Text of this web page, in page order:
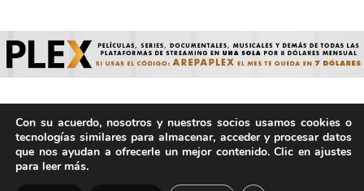
© ArepaVolatil.Com 2021-2025 - Hecho por humanos, no por
IA. | Todos los derechos reservados.
Con su acuerdo, nosotros y nuestros socios usamos cookies o
tecnologías similares para almacenar, acceder y procesar datos
que nos ayudan a ofrecerle un mejor contenido. Clic en ajustes
para leer más.